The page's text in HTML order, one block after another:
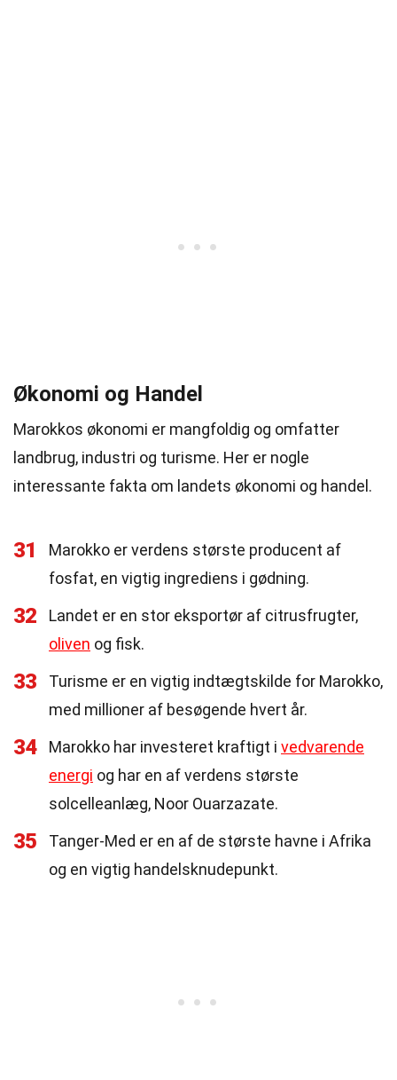
Økonomi og Handel
Marokkos økonomi er mangfoldig og omfatter
landbrug, industri og turisme. Her er nogle
interessante fakta om landets økonomi og handel.
31
Marokko er verdens største producent af
fosfat, en vigtig ingrediens i gødning.
32
Landet er en stor eksportør af citrusfrugter,
oliven og fisk.
33
Turisme er en vigtig indtægtskilde for Marokko,
med millioner af besøgende hvert år.
34 Marokko har investeret kraftigt i vedvarende
energi og har en af verdens største
solcelleanlæg, Noor Ouarzazate.
35
Tanger-Med er en af de største havne i Afrika
og en vigtig handelsknudepunkt.